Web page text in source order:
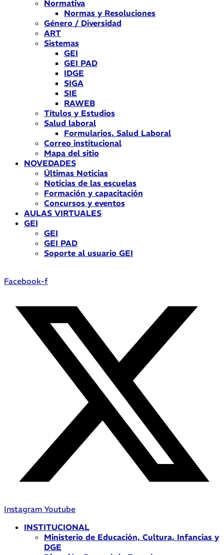
Normativa
Normas y Resoluciones
Género / Diversidad
ART
Sistemas
GEI
GEI PAD
IDGE
SIGA
SIE
RAWEB
Títulos y Estudios
Salud laboral
Formularios. Salud Laboral
Correo institucional
Mapa del sitio
NOVEDADES
Últimas Noticias
Noticias de las escuelas
Formación y capacitación
Concursos y eventos
AULAS VIRTUALES
GEI
GEI
GEI PAD
Soporte al usuario GEI
Facebook-f
Instagram Youtube
INSTITUCIONAL
Ministerio de Educación, Cultura, Infancias y
DGE